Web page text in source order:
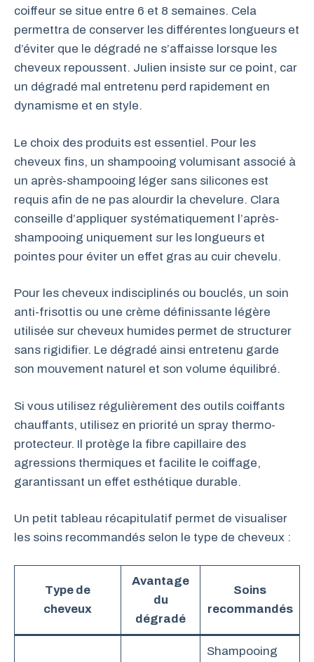
coiffeur se situe entre 6 et 8 semaines. Cela
permettra de conserver les différentes longueurs et
d’éviter que le dégradé ne s’affaisse lorsque les
cheveux repoussent. Julien insiste sur ce point, car
un dégradé mal entretenu perd rapidement en
dynamisme et en style.
Le choix des produits est essentiel. Pour les
cheveux fins, un shampooing volumisant associé à
un après-shampooing léger sans silicones est
requis afin de ne pas alourdir la chevelure. Clara
conseille d’appliquer systématiquement l’après-
shampooing uniquement sur les longueurs et
pointes pour éviter un effet gras au cuir chevelu.
Pour les cheveux indisciplinés ou bouclés, un soin
anti-frisottis ou une crème définissante légère
utilisée sur cheveux humides permet de structurer
sans rigidifier. Le dégradé ainsi entretenu garde
son mouvement naturel et son volume équilibré.
Si vous utilisez régulièrement des outils coiffants
chauffants, utilisez en priorité un spray thermo-
protecteur. Il protège la fibre capillaire des
agressions thermiques et facilite le coiffage,
garantissant un effet esthétique durable.
Un petit tableau récapitulatif permet de visualiser
les soins recommandés selon le type de cheveux :
Type de
cheveux
Avantage
du
dégradé
Soins
recommandés
Shampooing